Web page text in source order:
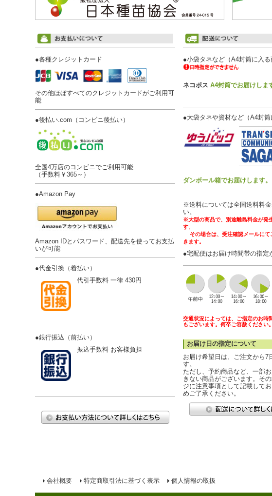
●各種クレジットカード
その他ほぼすべてのクレジットカードがご利用可
能
●後払い.com（コンビニ後払い）
全国4万店のコンビニでご利用可能
（手数料￥365～）
●Amazon Pay
Amazon IDとパスワード、配送先を使ってお支払
いが可能
●代金引換（着払い）
代引手数料 一律 430円
●銀行振込（前払い）
振込手数料 お客様負担
●小袋タネなど（A4封筒に入る
ネコポス A4封筒でお届けしま
●大袋タネや資材など（A4封筒
ダンボール箱でお届けします。
※送料については全国送料料
い。
※大型の商品で、別途離島料金が発
す。
その場合は、受注確認メールにて
きます。
●宅配便はお届け時間帯の指定
交通状況によっては、ご指定のお時
もございます。何卒ご容赦ください。
お届け日の指定について
お届け希望日は、ご注文から7
す。
ただし、予約商品など、一部
きない商品がございます。そ
ジに注意事項として記載して
めご了承ください。
会社概要 特定商取引法に基づく表示 個人情報の取扱